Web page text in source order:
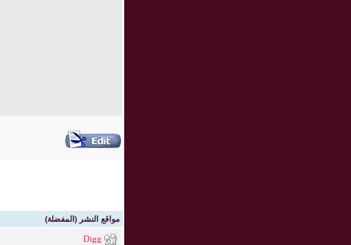
مواقع النشر (المفضلة)
Digg